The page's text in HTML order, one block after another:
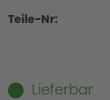
Teile-Nr:
Lieferbar